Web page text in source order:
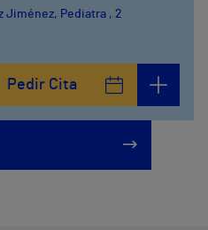
Jiménez, Pediatra , 2
Pedir Cita